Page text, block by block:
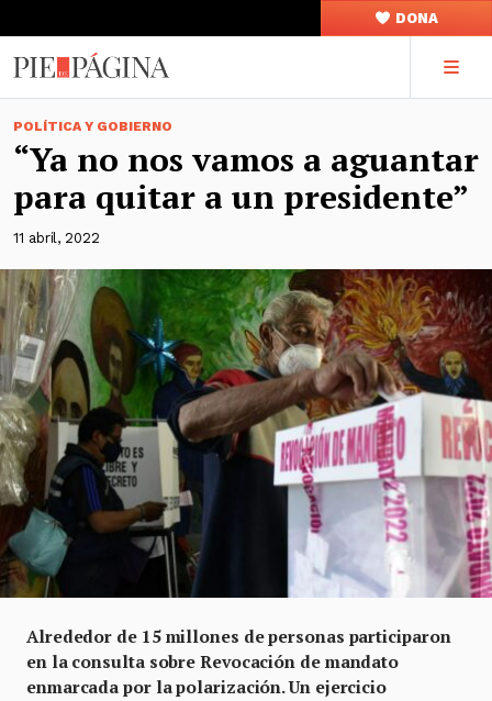
DONA
POLÍTICA Y GOBIERNO
“Ya no nos vamos a aguantar
para quitar a un presidente”
11 abril, 2022
Alrededor de 15 millones de personas participaron
en la consulta sobre Revocación de mandato
enmarcada por la polarización. Un ejercicio